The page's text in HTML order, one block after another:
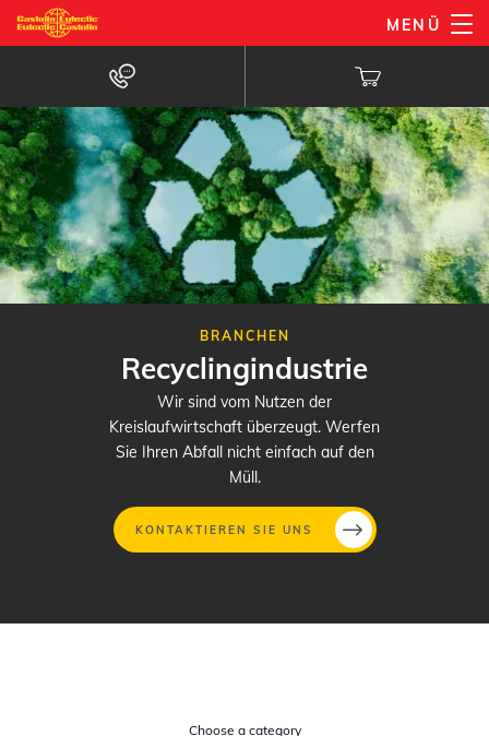
Direkt
zum
MENÜ
BRANCHEN
Recyclingindustrie
Wir sind vom Nutzen der
Kreislaufwirtschaft überzeugt. Werfen
Sie Ihren Abfall nicht einfach auf den
Müll.
KONTAKTIEREN SIE UNS
Choose a category